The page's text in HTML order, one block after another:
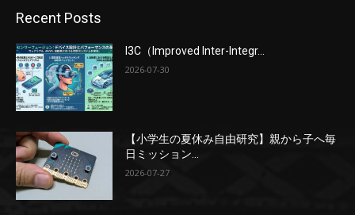
Recent Posts
I3C（Improved Inter-Integr...
2026-07-30
【小学生の夏休み自由研究】親から子へ毎
日ミッション...
2026-07-27